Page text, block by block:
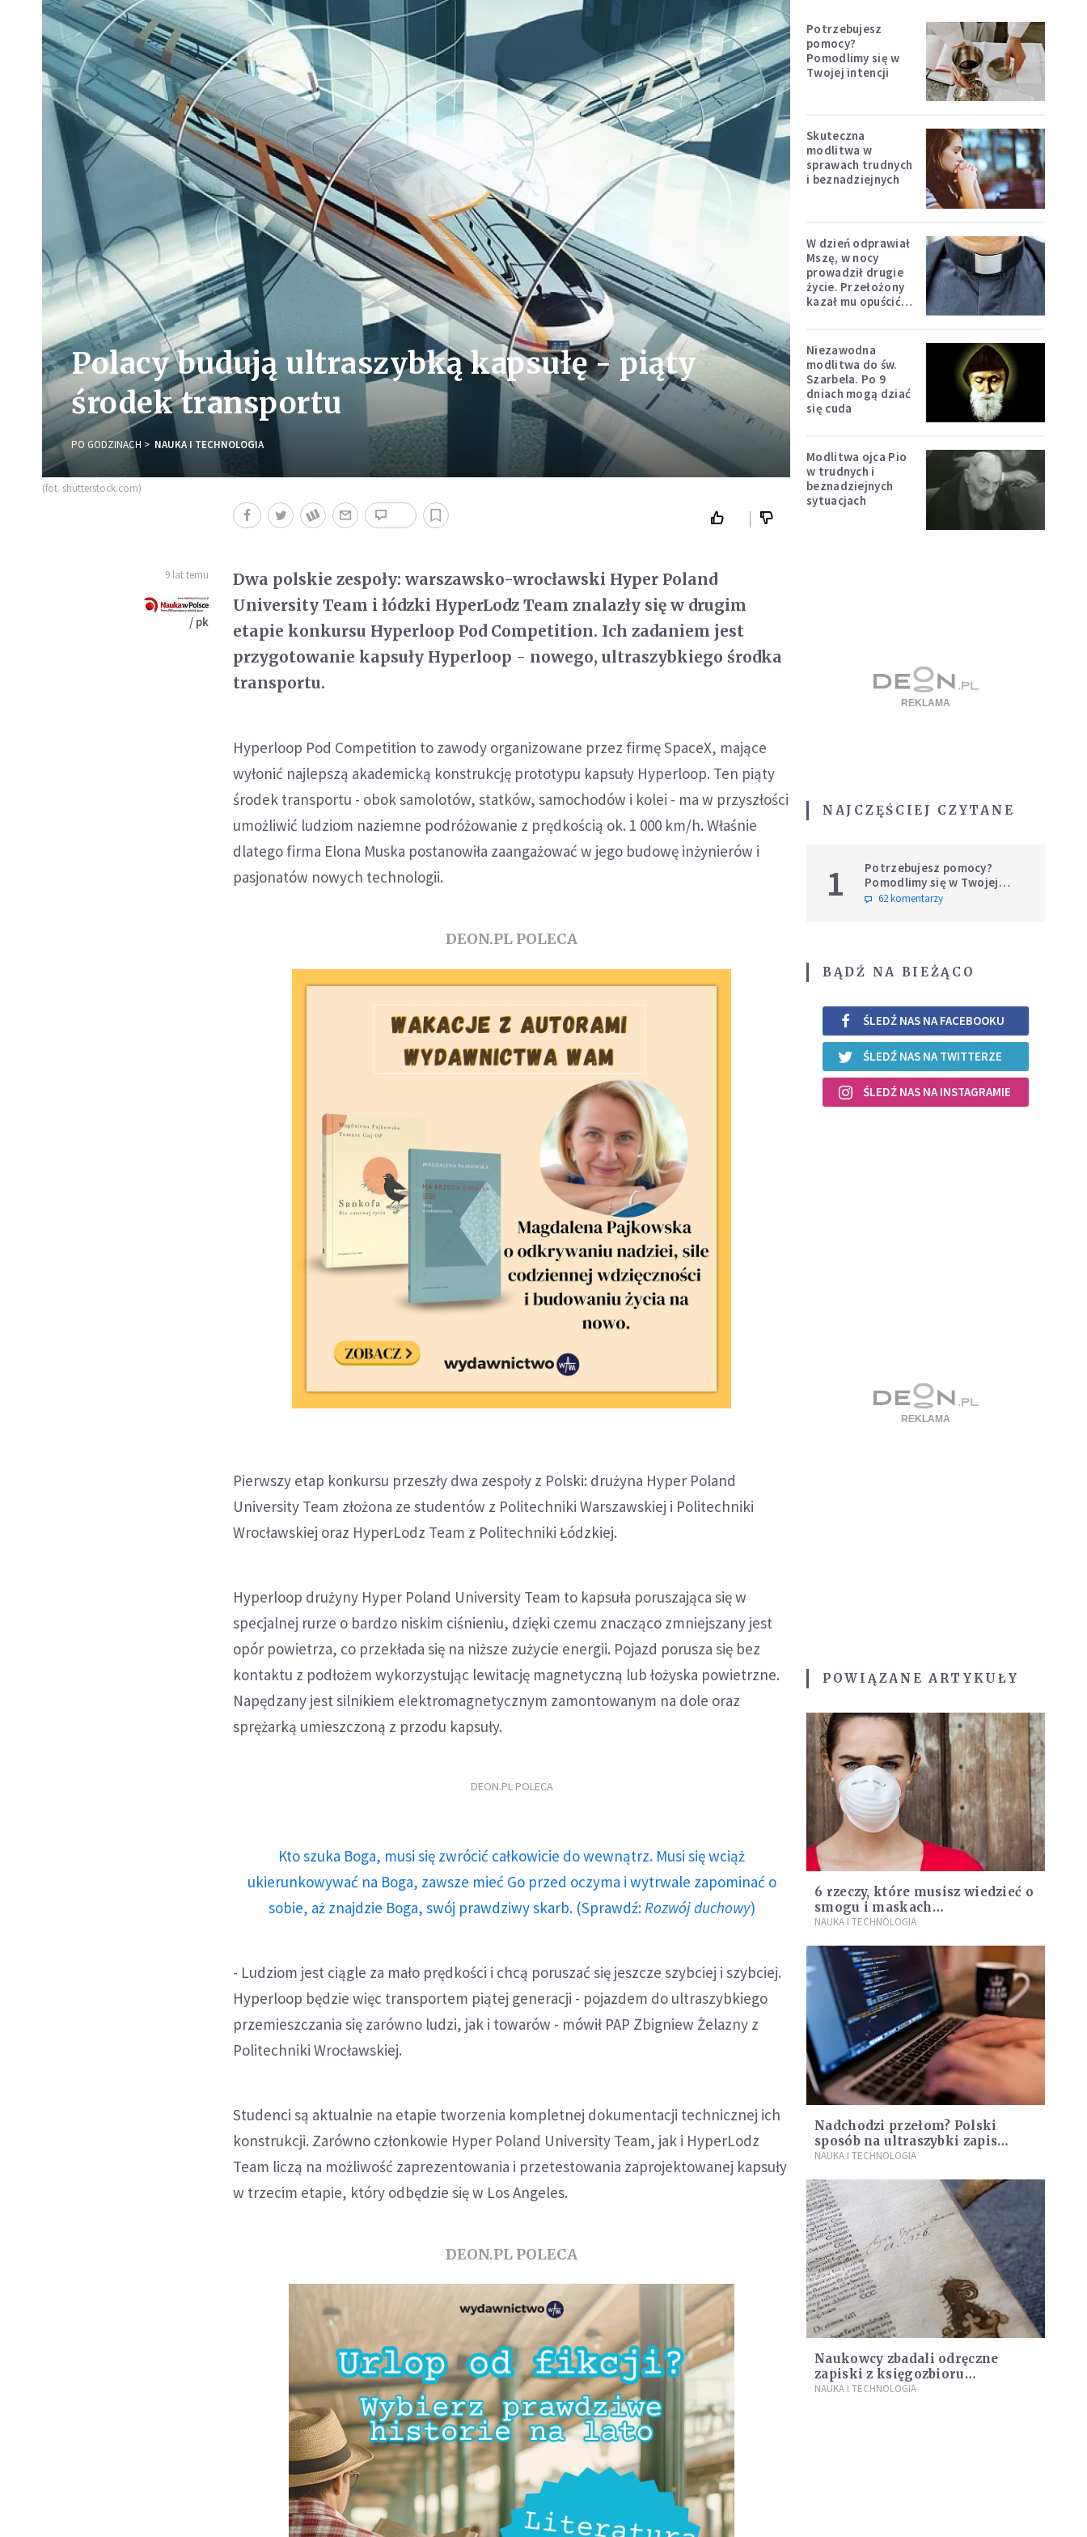
Polacy budują ultraszybką kapsułę - piąty
środek transportu
PO GODZINACH NAUKA I TECHNOLOGIA
(fot. shutterstock.com)
9 lat temu
/ pk
Dwa polskie zespoły: warszawsko-wrocławski Hyper Poland
University Team i łódzki HyperLodz Team znalazły się w drugim
etapie konkursu Hyperloop Pod Competition. Ich zadaniem jest
przygotowanie kapsuły Hyperloop - nowego, ultraszybkiego środka
transportu.
Hyperloop Pod Competition to zawody organizowane przez firmę SpaceX, mające
wyłonić najlepszą akademicką konstrukcję prototypu kapsuły Hyperloop. Ten piąty
środek transportu - obok samolotów, statków, samochodów i kolei - ma w przyszłości
umożliwić ludziom naziemne podróżowanie z prędkością ok. 1 000 km/h. Właśnie
dlatego firma Elona Muska postanowiła zaangażować w jego budowę inżynierów i
pasjonatów nowych technologii.
DEON.PL POLECA
Pierwszy etap konkursu przeszły dwa zespoły z Polski: drużyna Hyper Poland
University Team złożona ze studentów z Politechniki Warszawskiej i Politechniki
Wrocławskiej oraz HyperLodz Team z Politechniki Łódzkiej.
Hyperloop drużyny Hyper Poland University Team to kapsuła poruszająca się w
specjalnej rurze o bardzo niskim ciśnieniu, dzięki czemu znacząco zmniejszany jest
opór powietrza, co przekłada się na niższe zużycie energii. Pojazd porusza się bez
kontaktu z podłożem wykorzystując lewitację magnetyczną lub łożyska powietrzne.
Napędzany jest silnikiem elektromagnetycznym zamontowanym na dole oraz
sprężarką umieszczoną z przodu kapsuły.
DEON.PL POLECA
Kto szuka Boga, musi się zwrócić całkowicie do wewnątrz. Musi się wciąż
ukierunkowywać na Boga, zawsze mieć Go przed oczyma i wytrwale zapominać o
sobie, aż znajdzie Boga, swój prawdziwy skarb. (Sprawdź: Rozwój duchowy)
- Ludziom jest ciągle za mało prędkości i chcą poruszać się jeszcze szybciej i szybciej.
Hyperloop będzie więc transportem piątej generacji - pojazdem do ultraszybkiego
przemieszczania się zarówno ludzi, jak i towarów - mówił PAP Zbigniew Żelazny z
Politechniki Wrocławskiej.
Studenci są aktualnie na etapie tworzenia kompletnej dokumentacji technicznej ich
konstrukcji. Zarówno członkowie Hyper Poland University Team, jak i HyperLodz
Team liczą na możliwość zaprezentowania i przetestowania zaprojektowanej kapsuły
w trzecim etapie, który odbędzie się w Los Angeles.
DEON.PL POLECA
Potrzebujesz
pomocy?
Pomodlimy się w
Twojej intencji
Skuteczna
modlitwa w
sprawach trudnych
i beznadziejnych
W dzień odprawiał
Mszę, w nocy
prowadził drugie
życie. Przełożony
kazał mu opuścić
Niezawodna
modlitwa do św.
Szarbela. Po 9
dniach mogą dziać
się cuda
Modlitwa ojca Pio
w trudnych i
beznadziejnych
sytuacjach
NAJCZĘŚCIEJ CZYTANE
1
Potrzebujesz pomocy?
Pomodlimy się w Twojej
intencji
62 komentarzy
BĄDŹ NA BIEŻĄCO
ŚLEDŹ NAS NA FACEBOOKU
ŚLEDŹ NAS NA TWITTERZE
ŚLEDŹ NAS NA INSTAGRAMIE
POWIĄZANE ARTYKUŁY
6 rzeczy, które musisz wiedzieć o
smogu i maskach
antysmogowych
NAUKA I TECHNOLOGIA
Nadchodzi przełom? Polski
sposób na ultraszybki zapis
informacji
NAUKA I TECHNOLOGIA
Naukowcy zbadali odręczne
zapiski z księgozbioru
Kopernika
NAUKA I TECHNOLOGIA